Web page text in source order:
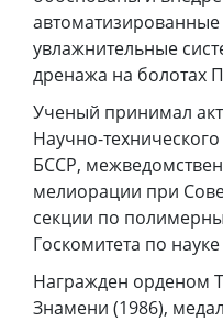
увлажнительные
дренажа на болотах
Ученый принимал
Научно-
БССР,
мелиорации при
секции по
Госкомитета по
Награжден орденом
Знамени (1986),